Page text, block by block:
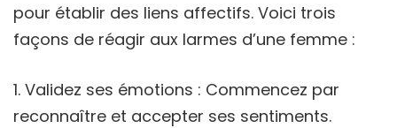
pour établir des liens affectifs. Voici trois
façons de réagir aux larmes d’une femme :
Validez ses émotions : Commencez par
reconnaître et accepter ses sentiments.